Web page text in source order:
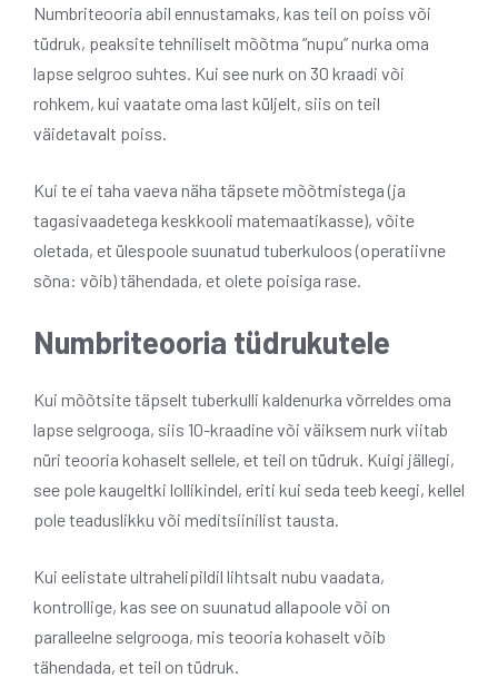
Numbriteooria abil ennustamaks, kas teil on poiss või
tüdruk, peaksite tehniliselt mõõtma “nupu” nurka oma
lapse selgroo suhtes. Kui see nurk on 30 kraadi või
rohkem, kui vaatate oma last küljelt, siis on teil
väidetavalt poiss.
Kui te ei taha vaeva näha täpsete mõõtmistega (ja
tagasivaadetega keskkooli matemaatikasse), võite
oletada, et ülespoole suunatud tuberkuloos (operatiivne
sõna: võib) tähendada, et olete poisiga rase.
Numbriteooria tüdrukutele
Kui mõõtsite täpselt tuberkulli kaldenurka võrreldes oma
lapse selgrooga, siis 10-kraadine või väiksem nurk viitab
nüri teooria kohaselt sellele, et teil on tüdruk. Kuigi jällegi,
see pole kaugeltki lollikindel, eriti kui seda teeb keegi, kellel
pole teaduslikku või meditsiinilist tausta.
Kui eelistate ultrahelipildil lihtsalt nubu vaadata,
kontrollige, kas see on suunatud allapoole või on
paralleelne selgrooga, mis teooria kohaselt võib
tähendada, et teil on tüdruk.